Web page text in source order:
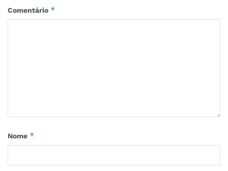
Comentário *
Nome *